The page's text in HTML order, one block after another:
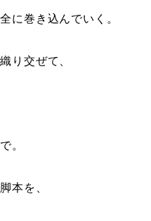
に巻き込んでいく。
り交ぜて、
。
本を、